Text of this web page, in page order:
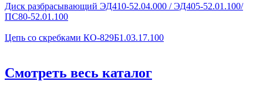
Диск разбрасывающий ЭД410-52.04.000 / ЭД405-52.01.100/
ПС80-52.01.100
Цепь со скребками КО-829Б1.03.17.100
Смотреть весь каталог